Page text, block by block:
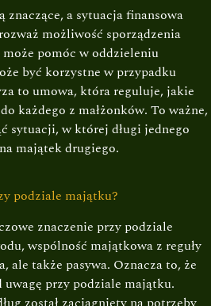
znaczące, a sytuacja finansowa
możliwość sporządzenia
pomóc w oddzieleniu
być korzystne w przypadku
to umowa, która reguluje, jakie
każdego z małżonków. To ważne,
sytuacji, w której długi jednego
majątek drugiego.
podziale majątku?
znaczenie przy podziale
wspólność majątkowa z reguły
ale także pasywa. Oznacza to, że
uwagę przy podziale majątku.